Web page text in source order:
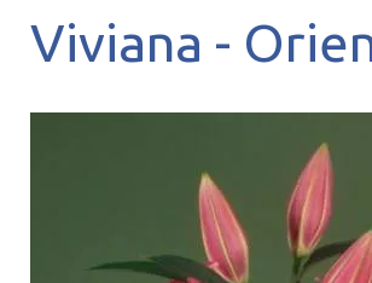
Viviana -